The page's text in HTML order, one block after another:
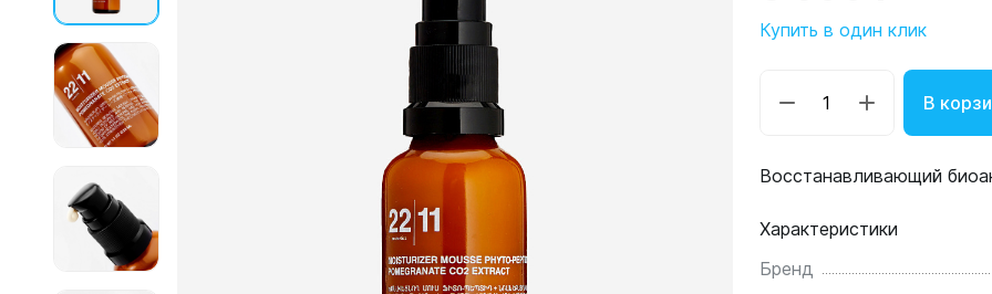
Купить в один клик
В
Восстанавливающий
Характеристики
Бренд